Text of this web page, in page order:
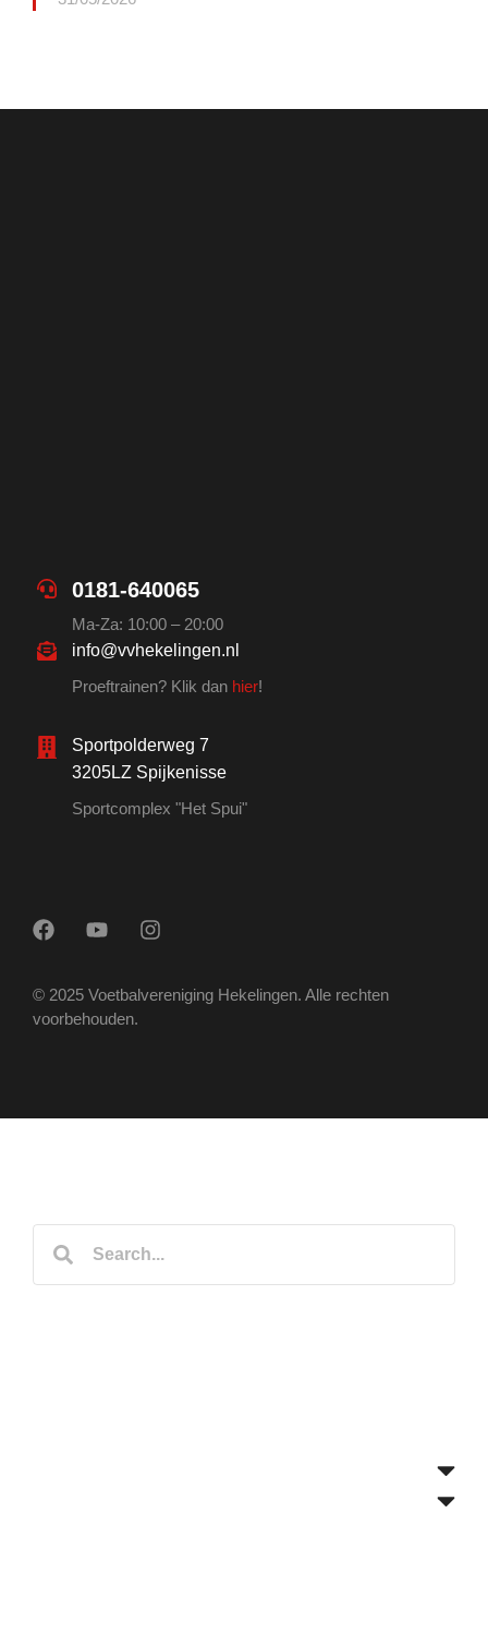
0181-640065
Ma-Za: 10:00 – 20:00
info@vvhekelingen.nl
Proeftrainen? Klik dan hier!
Sportpolderweg 7
3205LZ Spijkenisse
Sportcomplex "Het Spui"
© 2025 Voetbalvereniging Hekelingen. Alle rechten
voorbehouden.